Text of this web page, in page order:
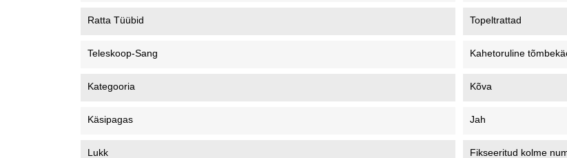
Ratta Tüübid Topeltrattad
Teleskoop-Sang Kahetoruline
Kategooria Kõva
Käsipagas Jah
Lukk Fikseeritud kolme